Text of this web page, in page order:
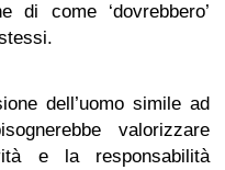
di come ‘dovrebbero’
dell’uomo simile ad
valorizzare
e la responsabilità